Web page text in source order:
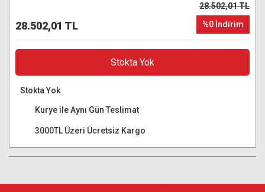
28.502,01 TL
28.502,01 TL
%0 İndirim
Stokta Yok
Stokta Yok
Kurye ile Aynı Gün Teslimat
3000TL Üzeri Ücretsiz Kargo